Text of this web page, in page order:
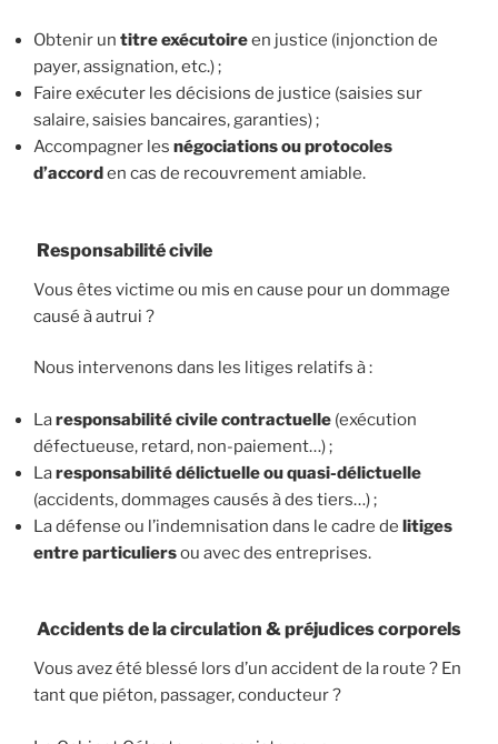
Obtenir un titre exécutoireen justice (injonction de
payer, assignation, etc.) ;
Faire exécuter les décisions de justice (saisies sur
salaire, saisies bancaires, garanties) ;
Accompagner les négociations ou protocoles
d’accorden cas de recouvrement amiable.
Responsabilité civile
Vous êtes victime ou mis en cause pour un dommage
causé à autrui ?
Nous intervenons dans les litiges relatifs à :
Laresponsabilité civile contractuelle (exécution
défectueuse, retard, non-paiement…) ;
Laresponsabilité délictuelle ou quasi-délictuelle
(accidents, dommages causés à des tiers…) ;
La défense ou l’indemnisation dans le cadre de litiges
entre particuliersou avec des entreprises.
Accidents de la circulation & préjudices corporels
Vous avez été blessé lors d’un accident de la route ? En
tant que piéton, passager, conducteur ?